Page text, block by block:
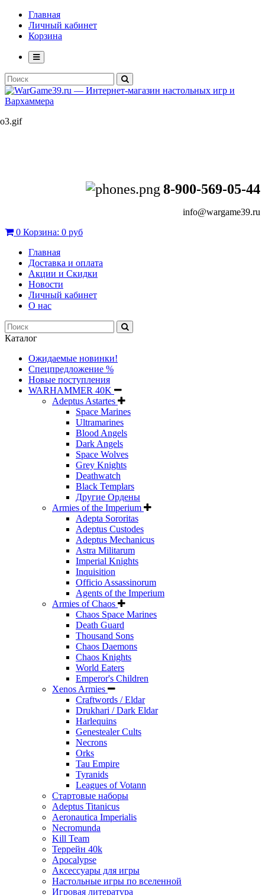
Главная
Личный кабинет
Корзина
8-900-569-05-44
info@wargame39.ru
0 Корзина: 0 руб
Главная
Доставка и оплата
Акции и Скидки
Новости
Личный кабинет
О нас
Каталог
Ожидаемые новинки!
Спецпредложение %
Новые поступления
WARHAMMER 40K
Adeptus Astartes
Space Marines
Ultramarines
Blood Angels
Dark Angels
Space Wolves
Grey Knights
Deathwatch
Black Templars
Другие Ордены
Armies of the Imperium
Adepta Sororitas
Adeptus Custodes
Adeptus Mechanicus
Astra Militarum
Imperial Knights
Inquisition
Officio Assassinorum
Agents of the Imperium
Armies of Chaos
Chaos Space Marines
Death Guard
Thousand Sons
Chaos Daemons
Chaos Knights
World Eaters
Emperor's Children
Xenos Armies
Craftwords / Eldar
Drukhari / Dark Eldar
Harlequins
Genestealer Cults
Necrons
Orks
Tau Empire
Tyranids
Leagues of Votann
Стартовые наборы
Adeptus Titanicus
Aeronautica Imperialis
Necromunda
Kill Team
Террейн 40k
Apocalypse
Аксессуары для игры
Настольные игры по вселенной
Игровая литература